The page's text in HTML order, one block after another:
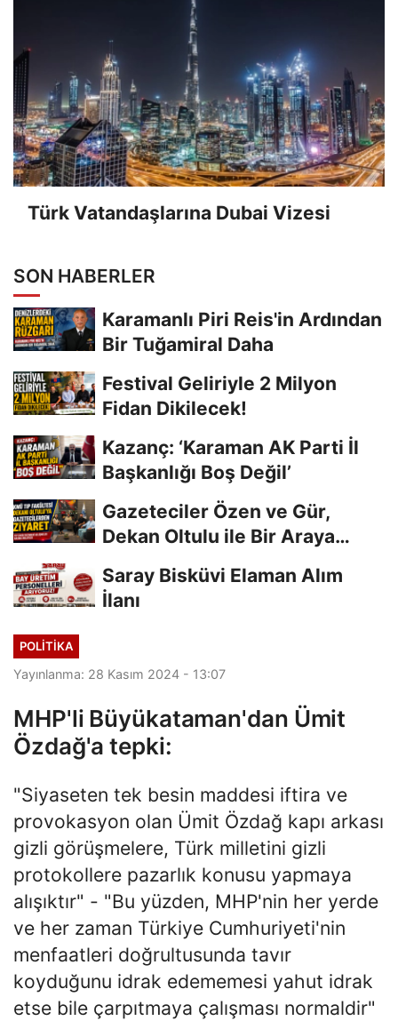
Türk Vatandaşlarına Dubai Vizesi
SON HABERLER
Karamanlı Piri Reis'in Ardından
Bir Tuğamiral Daha
Festival Geliriyle 2 Milyon
Fidan Dikilecek!
Kazanç: ‘Karaman AK Parti İl
Başkanlığı Boş Değil’
Gazeteciler Özen ve Gür,
Dekan Oltulu ile Bir Araya
Saray Bisküvi Elaman Alım
İlanı
POLITIKA
Yayınlanma: 28 Kasım 2024 - 13:07
MHP'li Büyükataman'dan Ümit
Özdağ'a tepki:
"Siyaseten tek besin maddesi iftira ve
provokasyon olan Ümit Özdağ kapı arkası
gizli görüşmelere, Türk milletini gizli
protokollere pazarlık konusu yapmaya
alışıktır" - "Bu yüzden, MHP'nin her yerde
ve her zaman Türkiye Cumhuriyeti'nin
menfaatleri doğrultusunda tavır
koyduğunu idrak edememesi yahut idrak
etse bile çarpıtmaya çalışması normaldir"